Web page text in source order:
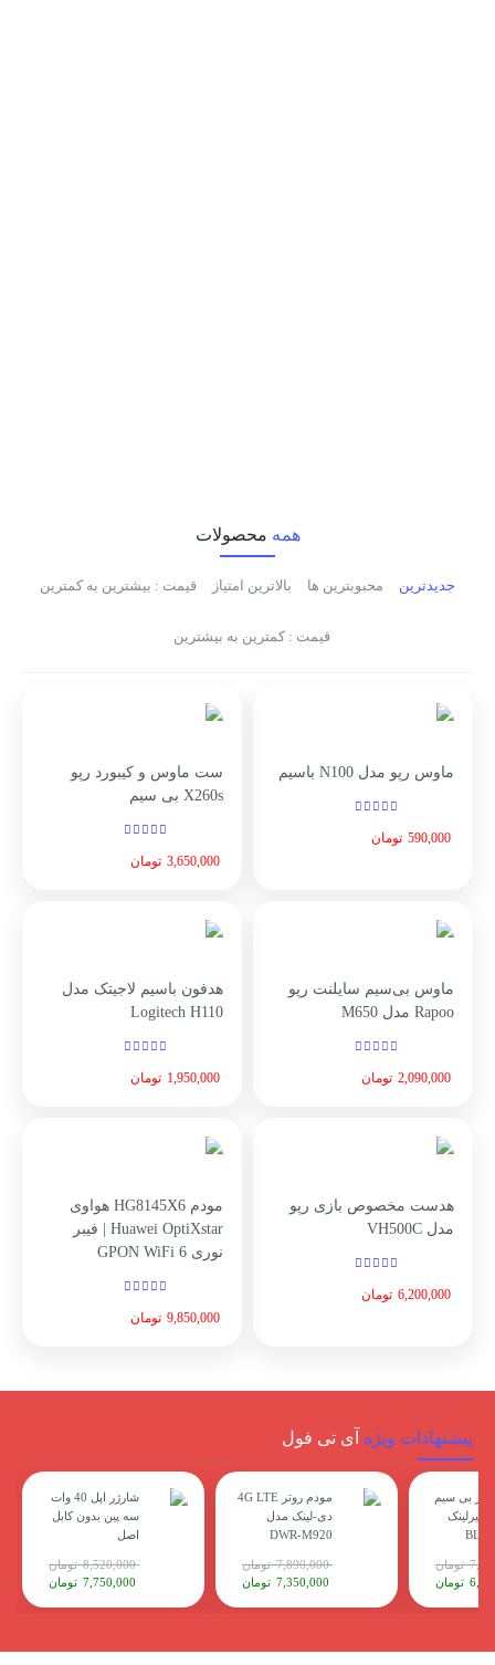
همه محصولات
جدیدترین محبوبترین ها بالاترین امتیاز قیمت : بیشترین به کمترین
قیمت : کمترین به بیشترین
ماوس رپو مدل N100 باسیم
تومان
ست ماوس و کیبورد رپو
X260s بی سیم
تومان
ماوس بی‌سیم سایلنت رپو
Rapoo مدل M650
تومان
هدفون باسیم لاجیتک مدل
Logitech H110
تومان
هدست مخصوص بازی رپو
مدل VH500C
تومان
مودم HG8145X6 هواوی
Huawei OptiXstar | فیبر
نوری GPON WiFi 6
تومان
پیشنهادات ویژه آی تی فول
بی سیم
4G LTE بیرلینک
تومان
تومان
مودم روتر 4G LTE
دی-لینک مدل
DWR-M920
تومان
7,890,000
تومان
شارژر اپل 40 وات
سه پین بدون کابل
اصل
تومان
8,520,000
تومان